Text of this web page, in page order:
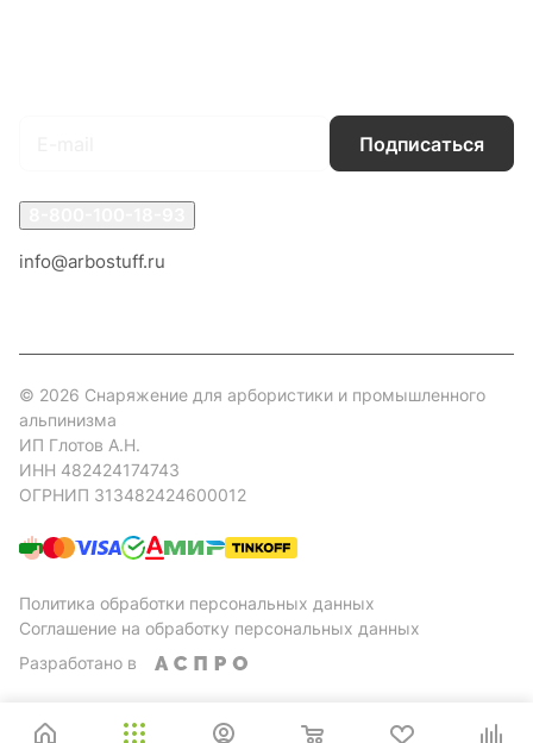
Подписаться
info@arbostuff.ru
© 2026 Снаряжение для арбористики и промышленного
альпинизма
ИП Глотов А.Н.
ИНН 482424174743
ОГРНИП 313482424600012
Политика обработки персональных данных
Соглашение на обработку персональных данных
Разработано в